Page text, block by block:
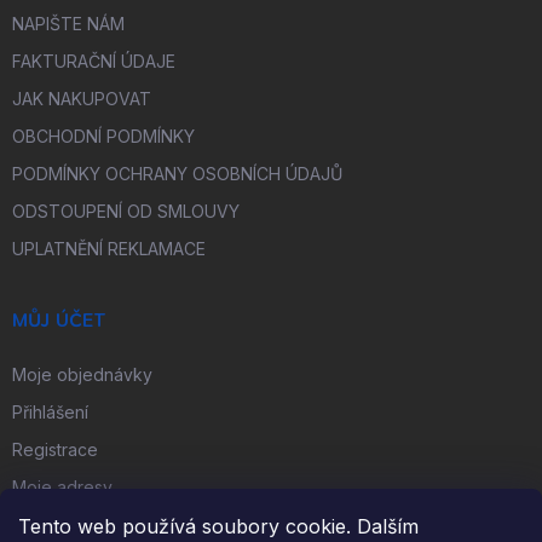
Tento web používá soubory cookie. Dalším
NAPIŠTE NÁM
FAKTURAČNÍ ÚDAJE
JAK NAKUPOVAT
OBCHODNÍ PODMÍNKY
PODMÍNKY OCHRANY OSOBNÍCH ÚDAJŮ
ODSTOUPENÍ OD SMLOUVY
UPLATNĚNÍ REKLAMACE
MŮJ ÚČET
Moje objednávky
Přihlášení
Registrace
Moje adresy